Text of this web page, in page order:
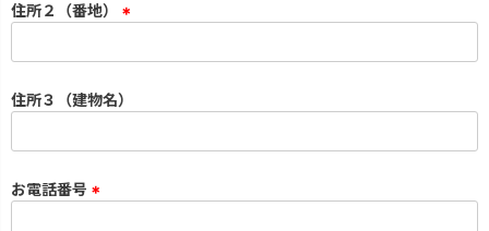
)
住所２（番地）
必
)
住所３（建物名）
お電話番号